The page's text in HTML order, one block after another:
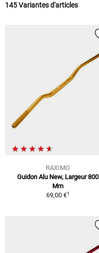
145 Variantes d'articles
RAXIMO
Guidon Alu New, Largeur 800
Mm
69,00 €1